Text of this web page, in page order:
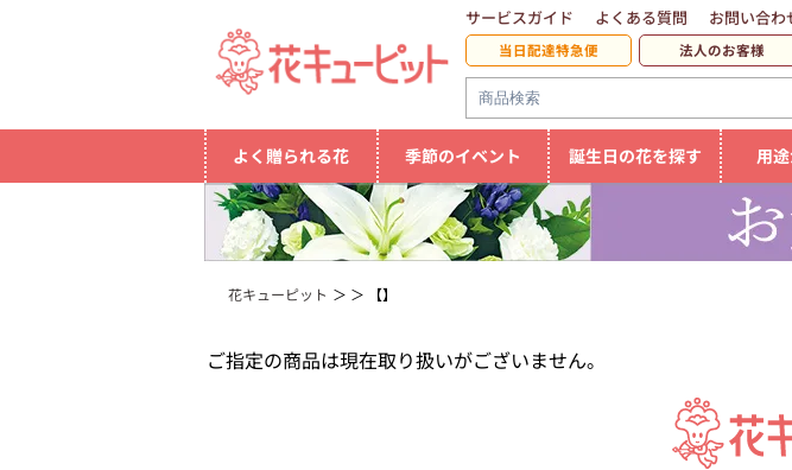
サービスガイド よくある質問 お問い合わ
当日配達特急便 法人のお客様
よく贈られる花 季節のイベント 誕生日の花を探す 用
花キューピット 【】
ご指定の商品は現在取り扱いがございません。